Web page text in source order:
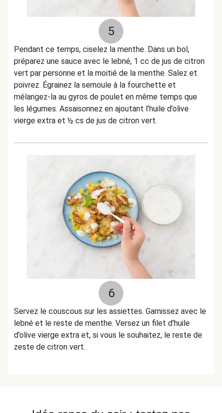
5
Pendant ce temps, ciselez la menthe. Dans un bol,
préparez une sauce avec le lebné, 1 cc de jus de citron
vert par personne et la moitié de la menthe. Salez et
poivrez. Égrainez la semoule à la fourchette et
mélangez-la au gyros de poulet en même temps que
les légumes. Assaisonnez en ajoutant l’huile d’olive
vierge extra et ½ cs de jus de citron vert.
6
Servez le couscous sur les assiettes. Garnissez avec le
lebné et le reste de menthe. Versez un filet d’huile
d’olive vierge extra et, si vous le souhaitez, le reste de
zeste de citron vert.